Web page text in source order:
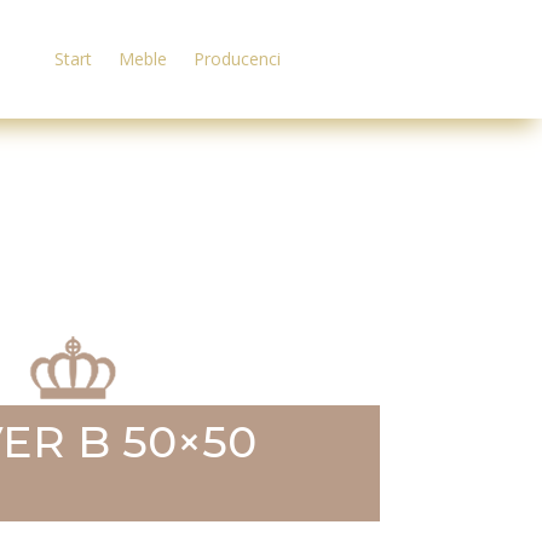
Start Meble Producenci
B 50×50